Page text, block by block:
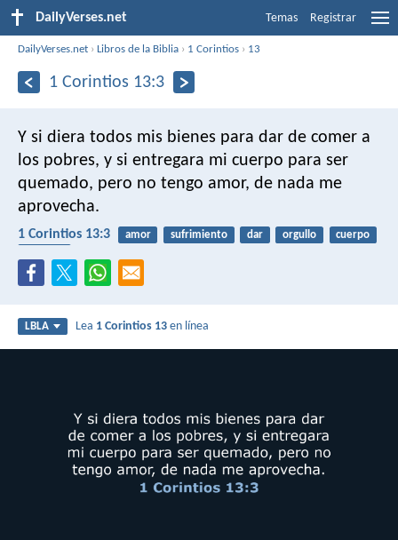
DailyVerses.net Temas Registrar
DailyVerses.net ›Libros de la Biblia › 1 Corintios › 13
1 Corintios 13:3
Y si diera todos mis bienes para dar de comer a
los pobres, y si entregara mi cuerpo para ser
quemado, pero no tengo amor, de nada me
aprovecha.
1 Corintios 13:3 amor sufrimiento dar orgullo
cuerpo
LBLA Lea 1 Corintios 13 en línea